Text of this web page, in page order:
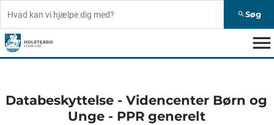
search Søg
menu
Databeskyttelse - Videncenter Børn og
Unge - PPR generelt